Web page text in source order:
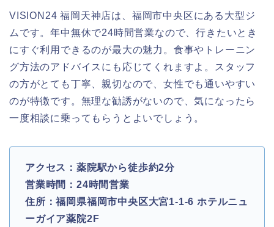
VISION24 福岡天神店は、福岡市中央区にある大型ジ
ムです。年中無休で24時間営業なので、行きたいとき
にすぐ利用できるのが最大の魅力。食事やトレーニン
グ方法のアドバイスにも応じてくれますよ。スタッフ
の方がとても丁寧、親切なので、女性でも通いやすい
のが特徴です。無理な勧誘がないので、気になったら
一度相談に乗ってもらうとよいでしょう。
アクセス：薬院駅から徒歩約2分
営業時間：24時間営業
住所：福岡県福岡市中央区大宮1-1-6 ホテルニュ
ーガイア薬院2F